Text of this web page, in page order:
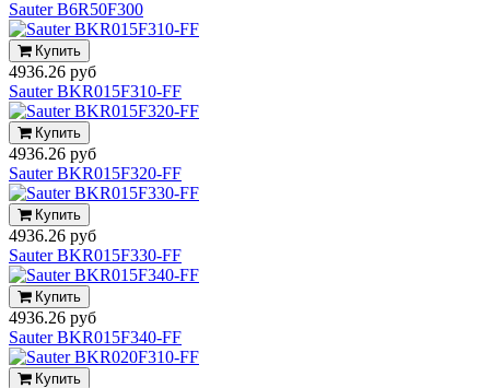
Sauter B6R50F300
Купить
4936.26 руб
Sauter BKR015F310-FF
Купить
4936.26 руб
Sauter BKR015F320-FF
Купить
4936.26 руб
Sauter BKR015F330-FF
Купить
4936.26 руб
Sauter BKR015F340-FF
Купить